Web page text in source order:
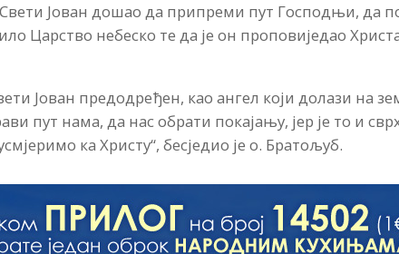
Свети Јован дошао да припреми пут Господњи, да
Царство небеско те да је он проповиједао
Јован предодређен, као ангел који долази на
пут нама, да нас обрати покајању, јер је то и
ка Христу“, бесједио је о. Братољуб.